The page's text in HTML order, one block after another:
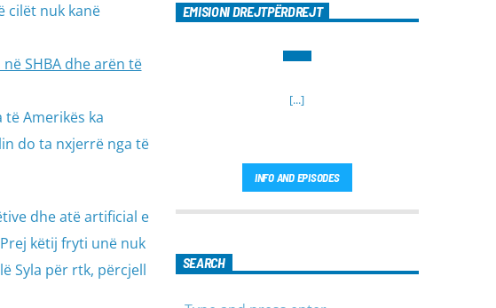
cilët nuk kanë
SHBA dhe arën të
të Amerikës ka
do ta nxjerrë nga të
dhe atë artificial e
këtij fryti unë nuk
Syla për rtk, përcjell
EMISIONI DREJTPËRDREJT
[...]
INFO AND EPISODES
SEARCH